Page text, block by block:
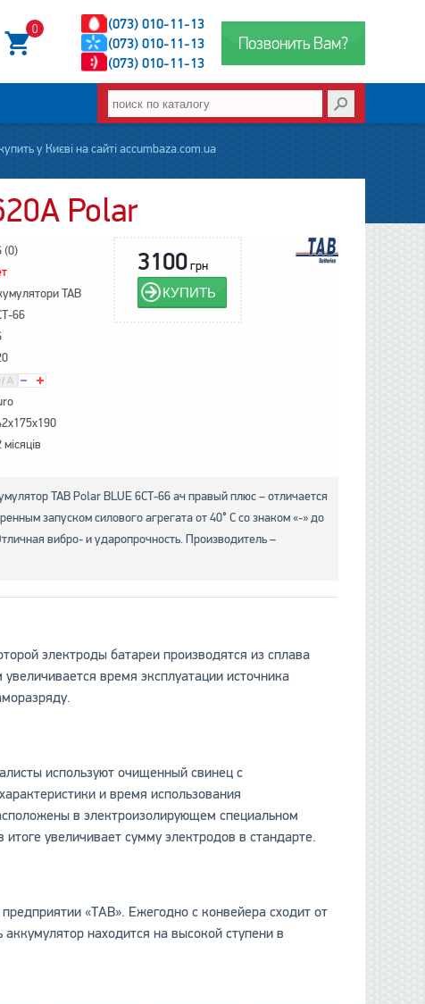
Позвонить Вам?
(073) 010-11-13
(073) 010-11-13
(073) 010-11-13
0
у Києві на сайті accumbaza.com.ua
Polar
(0)
TAB
66
місяців
3100грн
КУПИТЬ
TAB Polar BLUE 6СТ-66 ач правый плюс – отличается
запуском силового агрегата от 40° С со знаком «-» до
вибро- и ударопрочность. Производитель –
электроды батареи производятся из сплава
время эксплуатации источника
используют очищенный свинец с
и время использования
в электроизолирующем специальном
увеличивает сумму электродов в стандарте.
«ТАВ». Ежегодно с конвейера сходит от
находится на высокой ступени в